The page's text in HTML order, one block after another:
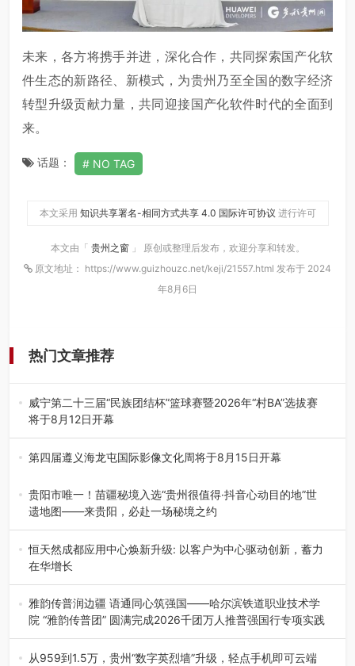
未来，各方将携手并进，深化合作，共同探索国产化软
件生态的新路径、新模式，为贵州乃至全国的数字经济
转型升级贡献力量，共同迎接国产化软件时代的全面到
来。
话题： NO TAG
本文采用 知识共享署名-相同方式共享 4.0 国际许可协议 进行许可
本文由「 贵州之窗 」 原创或整理后发布，欢迎分享和转发。
原文地址： https://www.guizhouzc.net/keji/21557.html 发布于 2024
年8月6日
热门文章推荐
威宁第二十三届“民族团结杯”篮球赛暨2026年“村BA”选拔赛
将于8月12日开幕
8月7日，威宁彝族回族苗族自治县第二十三届“民族团结
杯”篮球赛暨2026年“村B…
第四届遵义海龙屯国际影像文化周将于8月15日开幕
界文化遗产地海龙屯核心景区…
贵阳市唯一！苗疆秘境入选“贵州很值得·抖音心动目的地”世
遗地图——来贵阳，必赴一场秘境之约
2026年7月21日，2026年“贵州很值得”暨抖音“心动目的
地”（贵州站）主题…
恒天然成都应用中心焕新升级: 以客户为中心驱动创新，蓄力
在华增长
融合全球研发实力与本土洞察，深化客户共创，赋能西南市
场创新发展 （7月27日，成…
雅韵传普润边疆 语通同心筑强国——哈尔滨铁道职业技术学
院 “雅韵传普团” 圆满完成2026千团万人推普强国行专项实践
为扎实推进2026“千团万人推普强国行”大学生暑期社会实
践，牢牢紧扣 “雅韵传普…
从959到1.5万，贵州“数字英烈墙”升级，轻点手机即可云端